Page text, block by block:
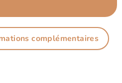
complémentaires